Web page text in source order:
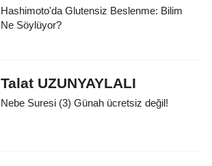
Hashimoto'da Glutensiz Beslenme: Bilim
Ne Söylüyor?
Talat UZUNYAYLALI
Nebe Suresi (3) Günah ücretsiz değil!